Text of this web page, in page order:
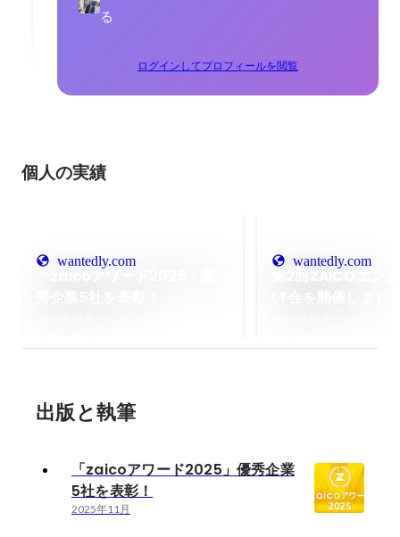
る
ログインしてプロフィールを閲覧
個人の実績
wantedly.com wantedly.com
出版と執筆
「zaicoアワード2025」優秀企業
5社を表彰！
2025年11月